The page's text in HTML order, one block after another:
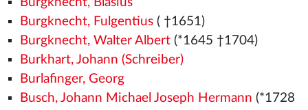
Burgknecht, Blasius
Burgknecht, Fulgentius( †1651)
Burgknecht, Walter Albert(*1645 †1704)
Burkhart, Johann (Schreiber)
Burlafinger, Georg
Busch, Johann Michael Joseph Hermann (*1728